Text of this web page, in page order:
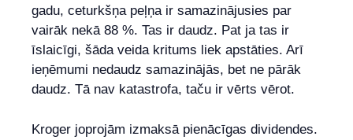
gadu, ceturkšņa peļņa ir samazinājusies par
vairāk nekā 88 %. Tas ir daudz. Pat ja tas ir
īslaicīgi, šāda veida kritums liek apstāties. Arī
ieņēmumi nedaudz samazinājās, bet ne pārāk
daudz. Tā nav katastrofa, taču ir vērts vērot.
Kroger joprojām izmaksā pienācīgas dividendes.